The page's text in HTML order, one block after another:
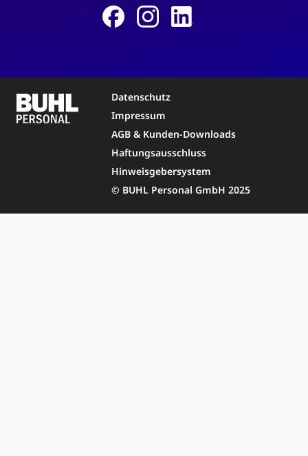
Datenschutz
Impressum
AGB & Kunden-Downloads
Haftungsausschluss
Hinweisgebersystem
© BUHL Personal GmbH 2025